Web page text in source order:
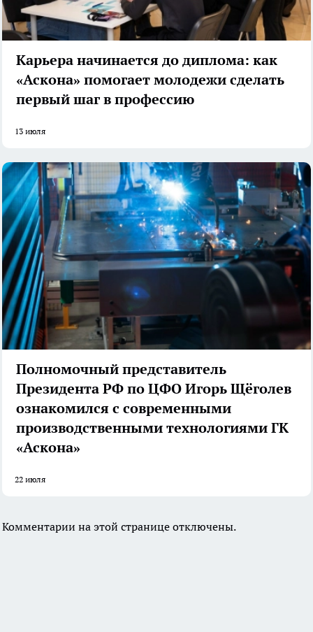
Карьера начинается до диплома: как
«Аскона» помогает молодежи сделать
первый шаг в профессию
13 июля
Полномочный представитель
Президента РФ по ЦФО Игорь Щёголев
ознакомился с современными
производственными технологиями ГК
«Аскона»
22 июля
Комментарии на этой странице отключены.